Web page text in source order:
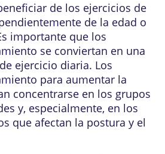
de los ejercicios de
de la edad o
importante que los
se conviertan en una
ejercicio diaria. Los
para aumentar la
concentrarse en los grupos
y, especialmente, en los
que afectan la postura y el